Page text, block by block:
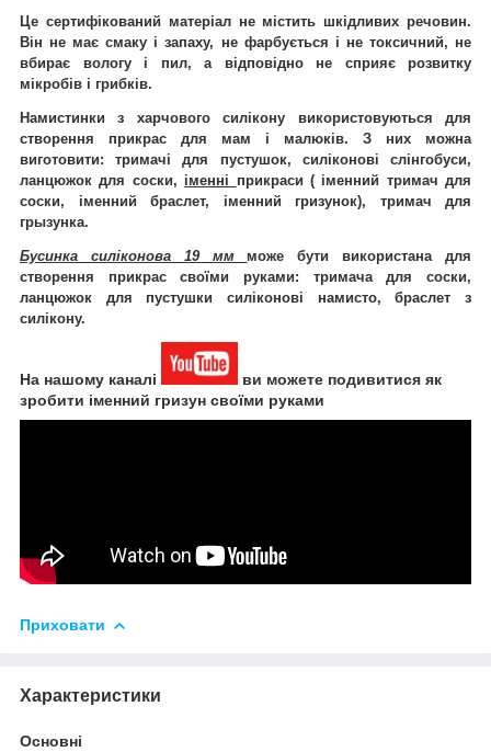
Це сертифікований матеріал не містить шкідливих речовин.
Він не має смаку і запаху, не фарбується і не токсичний, не
вбирає вологу і пил, а відповідно не сприяє розвитку
мікробів і грибків.
Намистинки з харчового силікону використовуються для
створення прикрас для мам і малюків. З них можна
виготовити: тримачі для пустушок, силіконові слінгобуси,
ланцюжок для соски, іменні прикраси ( іменний тримач для
соски, іменний браслет, іменний гризунок), тримач для
грызунка.
Бусинка силіконова 19 мм може бути використана для
створення прикрас своїми руками: тримача для соски,
ланцюжок для пустушки силіконові намисто, браслет з
силікону.
На нашому каналі
ви можете подивитися як
зробити іменний гризун своїми руками
Приховати
Характеристики
Основні